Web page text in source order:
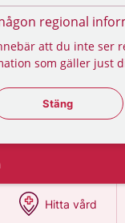
regional
att du inte ser
som gäller just
Stäng
Stäng
Hitta vård
på 1177.se